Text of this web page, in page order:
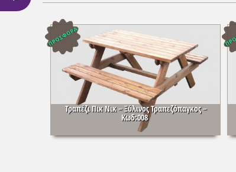
Τραπέζι Πικ Νικ – Ξύλινος Τραπεζόπαγκος –
Κωδ:008